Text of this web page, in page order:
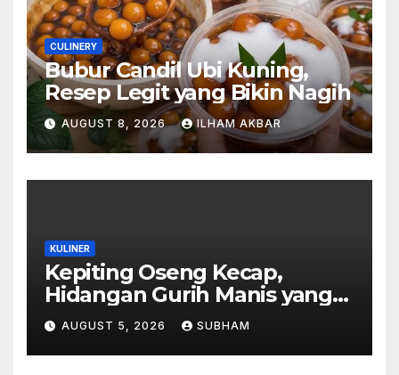
CULINERY
Bubur Candil Ubi Kuning,
Resep Legit yang Bikin Nagih
AUGUST 8, 2026 ILHAM AKBAR
KULINER
Kepiting Oseng Kecap,
Hidangan Gurih Manis yang
Selalu Menggugah Selera di
Setiap Suapan
AUGUST 5, 2026 SUBHAM